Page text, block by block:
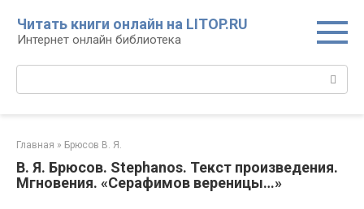
контенту
Читать книги онлайн на LITOP.RU
Интернет онлайн библиотека
Главная » Брюсов В. Я.
В. Я. Брюсов. Stephanos. Текст произведения.
Mгновения. «Серафимов вереницы…»